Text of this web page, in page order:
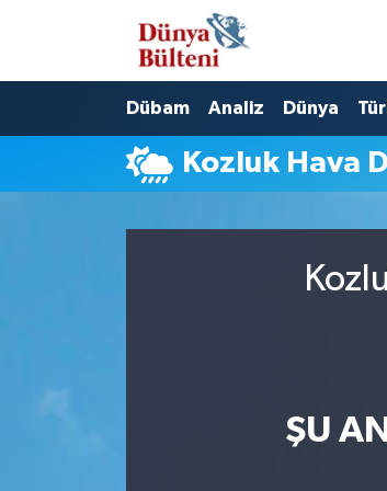
Dübam Analiz Dünya
Kozluk Hava
ŞU AN
Nöbetçi Eczaneler
Hava Durumu
Namaz Vakitleri